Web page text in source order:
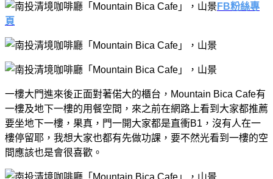
FB粉絲專
頁
一樓大門進來後正面對著偌大的櫃台，Mountain Bica Cafe有
一樓及地下一樓的用餐空間，來之前在網路上看到大家都推薦
要坐地下一樓，果真，門一開大家都是直衝B1，沒有人在一
樓停留耶，我想大家也都有先做功課，要不然光看到一樓的空
間應該也是會很喜歡。